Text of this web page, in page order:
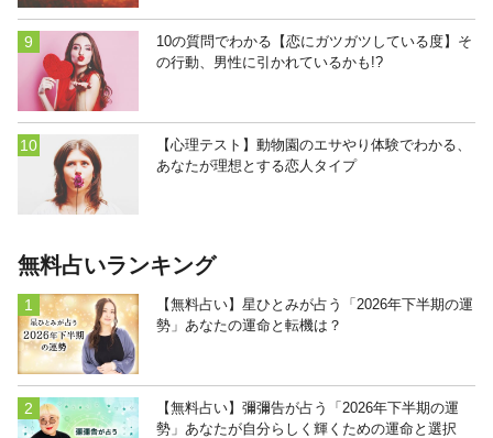
10の質問でわかる【恋にガツガツしている度】そ
の行動、男性に引かれているかも!?
【心理テスト】動物園のエサやり体験でわかる、
あなたが理想とする恋人タイプ
無料占いランキング
【無料占い】星ひとみが占う「2026年下半期の運
勢」あなたの運命と転機は？
【無料占い】彌彌告が占う「2026年下半期の運
勢」あなたが自分らしく輝くための運命と選択